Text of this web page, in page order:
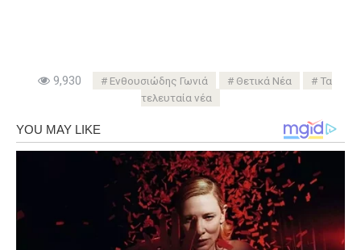
9,930 Ενθουσιώδης Γωνιά Θετικά Νέα
Τα
τελευταία νέα